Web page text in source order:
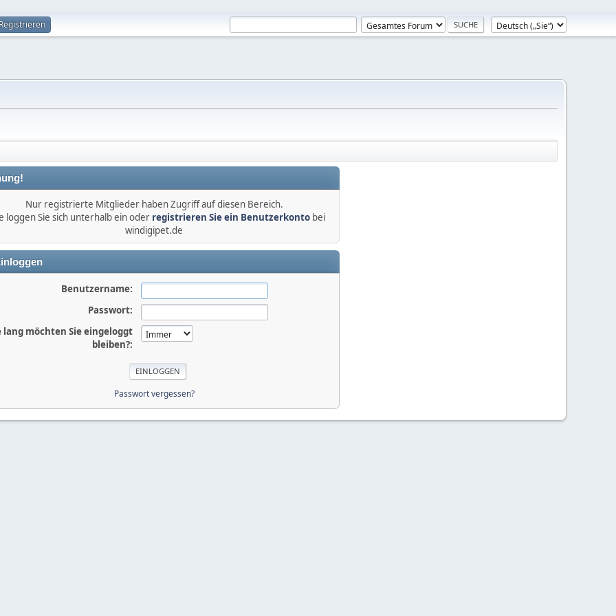
Nur registrierte Mitglieder haben Zugriff auf diesen Bereich.
loggen Sie sich unterhalb ein oder registrieren Sie ein Benutzerkontobei
windigipet.de
Benutzername:
Passwort:
lang möchten Sie eingeloggt
bleiben?:
Passwort vergessen?